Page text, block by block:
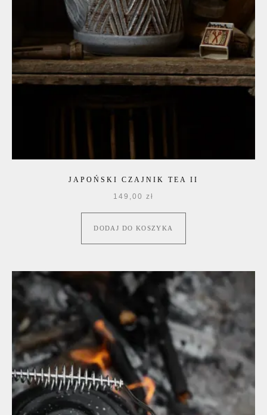
JAPOŃSKI CZAJNIK TEA II
149,00 zł
DODAJ DO KOSZYKA